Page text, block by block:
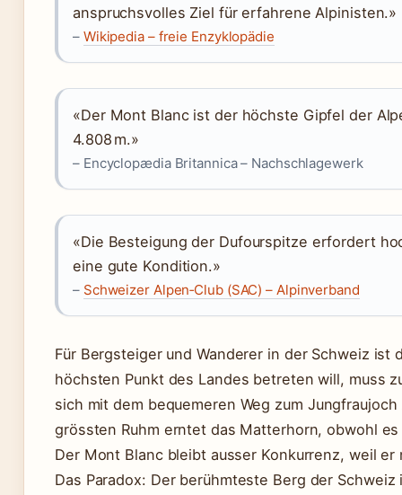
anspruchsvolles Ziel für erfahrene Alpinisten.»
– Wikipedia – freie Enzyklopädie
«Der Mont Blanc ist der höchste Gipfel der
4.808 m.»
– Encyclopædia Britannica – Nachschlagewerk
«Die Besteigung der Dufourspitze erfordert
eine gute Kondition.»
– Schweizer Alpen‑Club (SAC) – Alpinverband
Für Bergsteiger und Wanderer in der Schweiz ist
höchsten Punkt des Landes betreten will, muss
sich mit dem bequemeren Weg zum
grössten Ruhm erntet das Matterhorn, obwohl
Der Mont Blanc bleibt ausser Konkurrenz, weil
Das Paradox: Der berühmteste Berg der